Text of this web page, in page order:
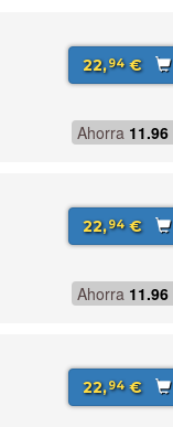
22,94€
Ahorra 11.96
22,94€
Ahorra 11.96
22,94€